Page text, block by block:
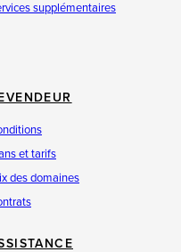
supplémentaires
et tarifs
des domaines